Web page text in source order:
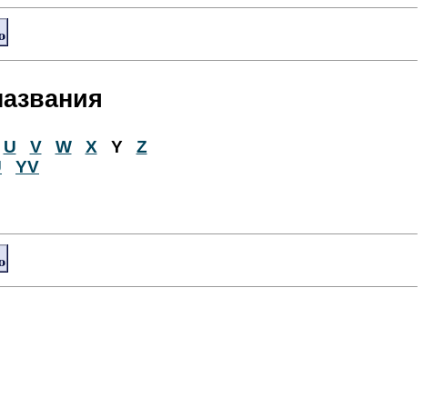
U V W XY Z
YV